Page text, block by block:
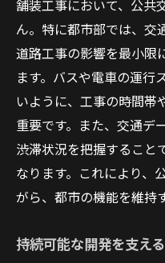
舗装工事において、公共
ん。特に都市部では、交
道路工事の影響を最小限
ます。バスや電車の運行
いように、工事の時間帯
重要です。また、交通デ
渋滞状況を把握すること
なります。これにより、
がら、都市の機能を維持
持続可能な開発を支え